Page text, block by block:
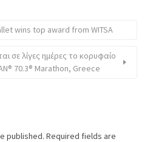
wins top award from WITSA
σε λίγες ημέρες το κορυφαίο
70.3® Marathon, Greece
published. Required fields are